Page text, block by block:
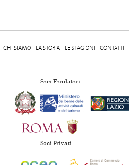
CHI SIAMO LA STORIA LE STAGIONI CONTATTI
Soci Fondatori
Soci Privati